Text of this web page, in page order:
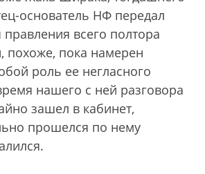
основатель НФ передал
всего полтора
похоже, пока намерен
роль ее негласного
нашего с ней разговора
зашел в кабинет,
прошелся по нему